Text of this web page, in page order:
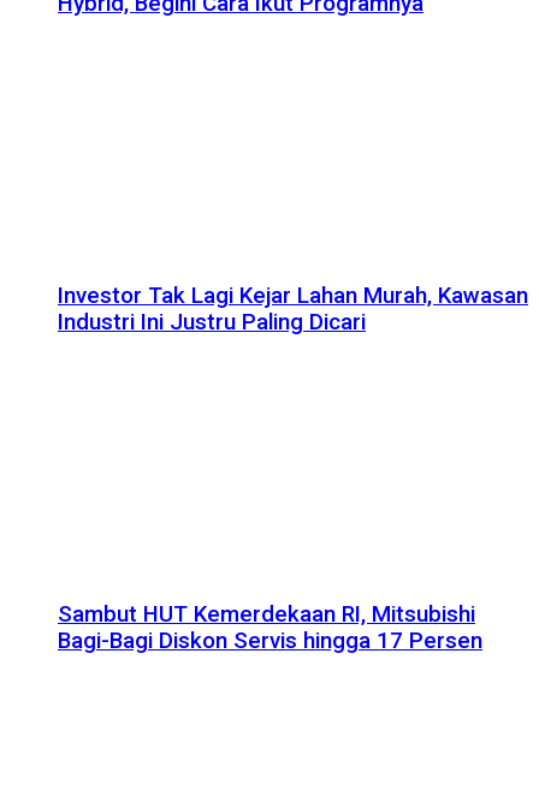
Investor Tak Lagi Kejar Lahan Murah, Kawasan
Industri Ini Justru Paling Dicari
Sambut HUT Kemerdekaan RI, Mitsubishi
Bagi-Bagi Diskon Servis hingga 17 Persen